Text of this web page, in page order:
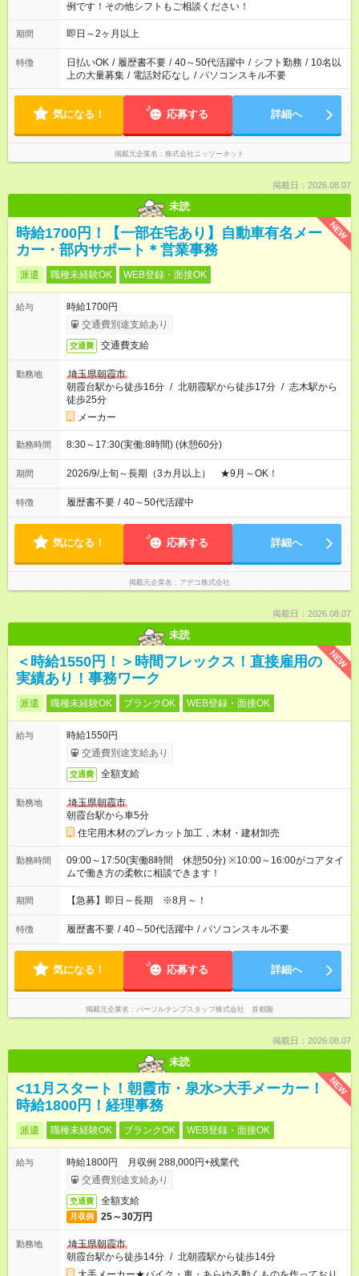
例です！その他シフトもご相談ください！
期間 即日～2ヶ月以上
特徴 日払いOK / 履歴書不要 / 40～50代活躍中 / シフト勤務 / 10名以
上の大量募集 / 電話対応なし / パソコンスキル不要
気になる！ 応募する 詳細へ
掲載元企業名 株式会社ニッソーネット
掲載日：2026.08.07
未読
NEW
時給1700円！【一部在宅あり】自動車有名メー
カー・部内サポート＊営業事務
派遣 職種未経験OK WEB登録・面接OK
給与
時給1700円
交通費別途支給あり
交通費 交通費支給
勤務地
埼玉県朝霞市
朝霞台駅から徒歩16分 / 北朝霞駅から徒歩17分 / 志木駅から
徒歩25分
メーカー
勤務時間 8:30～17:30(実働:8時間) (休憩60分)
期間 2026/9/上旬～長期（3カ月以上） ★9月～OK！
特徴 履歴書不要 / 40～50代活躍中
気になる！ 応募する 詳細へ
掲載元企業名 アデコ株式会社
掲載日：2026.08.07
未読
NEW
＜時給1550円！＞時間フレックス！直接雇用の
実績あり！事務ワーク
派遣 職種未経験OK ブランクOK WEB登録・面接OK
給与
時給1550円
交通費別途支給あり
交通費 全額支給
勤務地
埼玉県朝霞市
朝霞台駅から車5分
住宅用木材のプレカット加工，木材・建材卸売
勤務時間
09:00～17:50(実働8時間 休憩50分) ※10:00～16:00がコアタイ
ムで働き方の柔軟に相談できます！
期間 【急募】即日～長期 ※8月～！
特徴 履歴書不要 / 40～50代活躍中 / パソコンスキル不要
気になる！ 応募する 詳細へ
掲載元企業名 パーソルテンプスタッフ株式会社 首都圏
掲載日：2026.08.07
未読
NEW
<11月スタート！朝霞市・泉水>大手メーカー！
時給1800円！経理事務
派遣 職種未経験OK ブランクOK WEB登録・面接OK
給与
時給1800円 月収例 288,000円+残業代
交通費別途支給あり
交通費 全額支給
月収例 25～30万円
勤務地
埼玉県朝霞市
朝霞台駅から徒歩14分 / 北朝霞駅から徒歩14分